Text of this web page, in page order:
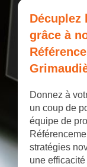
Décuplez
grâce à
Donnez à
un coup de
équipe de
stratégies
une